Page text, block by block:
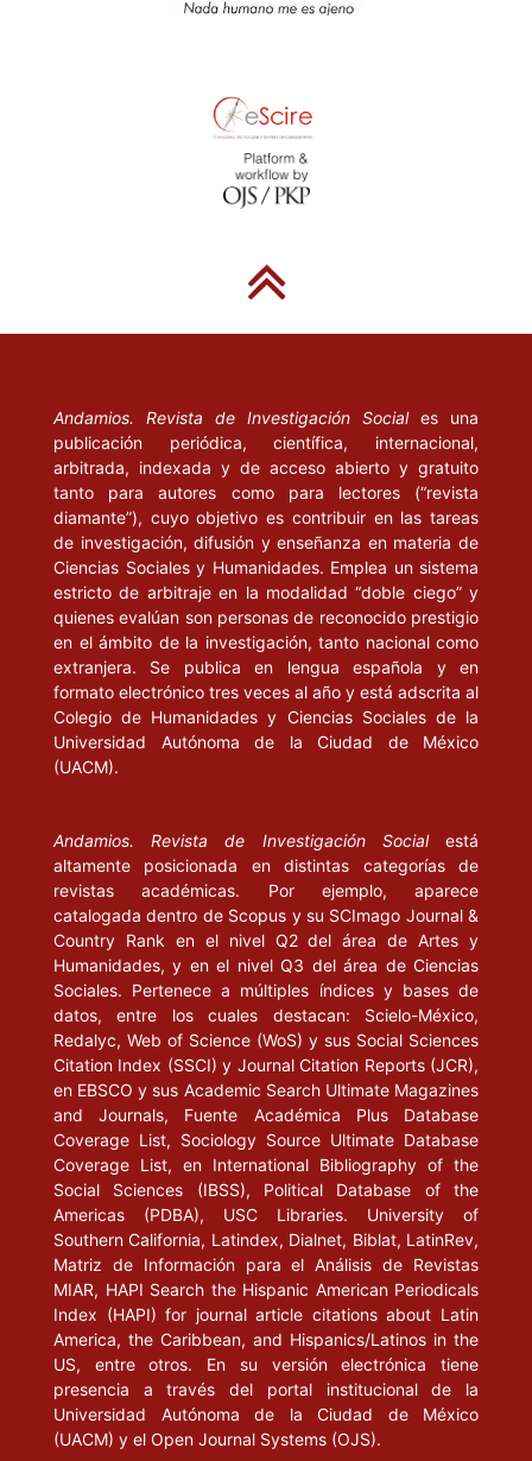
Andamios. Revista de Investigación Social es una
publicación periódica, científica, internacional,
arbitrada, indexada y de acceso abierto y gratuito
tanto para autores como para lectores (“revista
diamante”), cuyo objetivo es contribuir en las tareas
de investigación, difusión y enseñanza en materia de
Ciencias Sociales y Humanidades. Emplea un sistema
estricto de arbitraje en la modalidad “doble ciego” y
quienes evalúan son personas de reconocido prestigio
en el ámbito de la investigación, tanto nacional como
extranjera. Se publica en lengua española y en
formato electrónico tres veces al año y está adscrita al
Colegio de Humanidades y Ciencias Sociales de la
Universidad Autónoma de la Ciudad de México
(UACM).
Andamios. Revista de Investigación Socialestá
altamente posicionada en distintas categorías de
revistas académicas. Por ejemplo, aparece
catalogada dentro de Scopus y su SCImago Journal &
Country Rank en el nivel Q2 del área de Artes y
Humanidades, y en el nivel Q3 del área de Ciencias
Sociales. Pertenece a múltiples índices y bases de
datos, entre los cuales destacan: Scielo-México,
Redalyc, Web of Science (WoS) y sus Social Sciences
Citation Index (SSCI) y Journal Citation Reports (JCR),
en EBSCO y sus Academic Search Ultimate Magazines
and Journals, Fuente Académica Plus Database
Coverage List, Sociology Source Ultimate Database
Coverage List, en International Bibliography of the
Social Sciences (IBSS), Political Database of the
Americas (PDBA), USC Libraries. University of
Southern California, Latindex, Dialnet, Biblat, LatinRev,
Matriz de Información para el Análisis de Revistas
MIAR, HAPI Search the Hispanic American Periodicals
Index (HAPI) for journal article citations about Latin
America, the Caribbean, and Hispanics/Latinos in the
US, entre otros. En su versión electrónica tiene
presencia a través del portal institucional de la
Universidad Autónoma de la Ciudad de México
(UACM) y el Open Journal Systems (OJS).